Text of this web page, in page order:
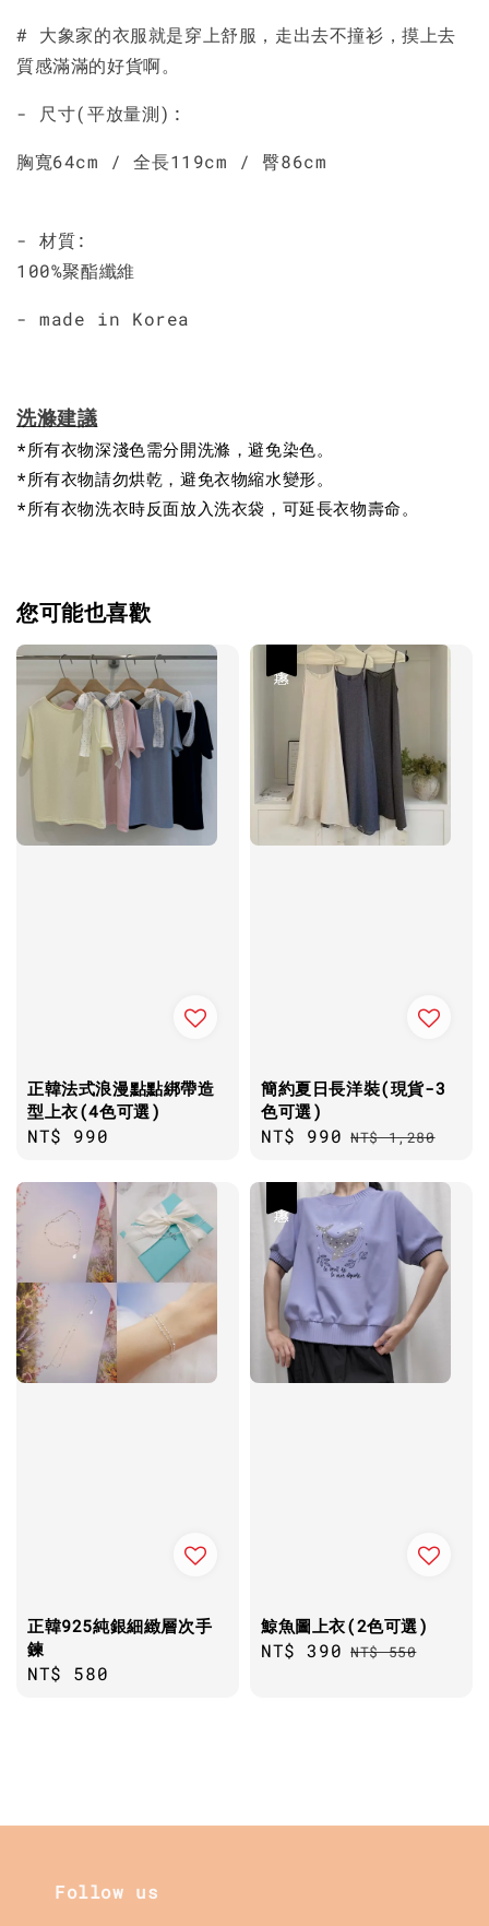
# 大象家的衣服就是穿上舒服，走出去不撞衫，摸上去
質感滿滿的好貨啊。
- 尺寸(平放量測):
胸寬64cm / 全長119cm / 臀86cm
- 材質:
100%聚酯纖維
- made in Korea
洗滌建議
*所有衣物深淺色需分開洗滌，避免染色。
*所有衣物請勿烘乾，避免衣物縮水變形。
*所有衣物洗衣時反面放入洗衣袋，可延長衣物壽命。
您可能也喜歡
正韓法式浪漫點點綁帶造
型上衣(4色可選)
Regular
NT$ 990
簡約夏日長洋裝(現貨-3
色可選)
Sale
NT$ 990 Regular
NT$ 1,280
正韓925純銀細緻層次手
鍊
Regular
NT$ 580
鯨魚圖上衣(2色可選)
Sale
NT$ 390 Regular
NT$ 550
Follow us